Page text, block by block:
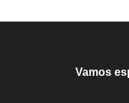
Vamos